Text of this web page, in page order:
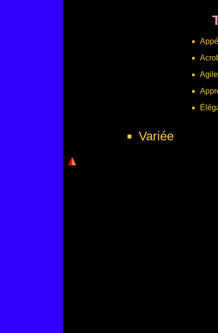
Agile
Variée